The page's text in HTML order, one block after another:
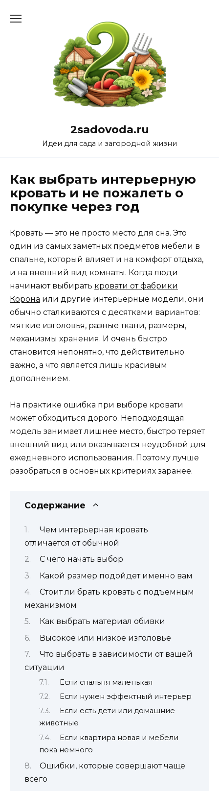
2sadovoda.ru
Идеи для сада и загородной жизни
Как выбрать интерьерную
кровать и не пожалеть о
покупке через год
Кровать — это не просто место для сна. Это
один из самых заметных предметов мебели в
спальне, который влияет и на комфорт отдыха,
и на внешний вид комнаты. Когда люди
начинают выбирать кровати от фабрики
Корона или другие интерьерные модели, они
обычно сталкиваются с десятками вариантов:
мягкие изголовья, разные ткани, размеры,
механизмы хранения. И очень быстро
становится непонятно, что действительно
важно, а что является лишь красивым
дополнением.
На практике ошибка при выборе кровати
может обходиться дорого. Неподходящая
модель занимает лишнее место, быстро теряет
внешний вид или оказывается неудобной для
ежедневного использования. Поэтому лучше
разобраться в основных критериях заранее.
Содержание
Чем интерьерная кровать
отличается от обычной
С чего начать выбор
Какой размер подойдет именно вам
Стоит ли брать кровать с подъемным
механизмом
Как выбрать материал обивки
Высокое или низкое изголовье
Что выбрать в зависимости от вашей
ситуации
Если спальня маленькая
Если нужен эффектный интерьер
Если есть дети или домашние
животные
Если квартира новая и мебели
пока немного
Ошибки, которые совершают чаще
всего